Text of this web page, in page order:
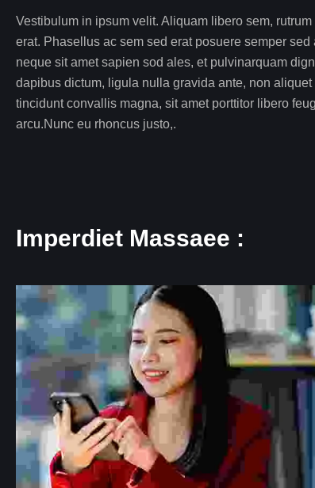
Vestibulum in ipsum velit. Aliquam libero sem,
erat. Phasellus ac sem sed erat posuere semper
neque sit amet sapien sod ales, et pulvinarquam
dapibus dictum, ligula nulla gravida ante, non
tincidunt convallis magna, sit amet porttitor libero
arcu.Nunc eu rhoncus justo,.
Imperdiet Massaee :